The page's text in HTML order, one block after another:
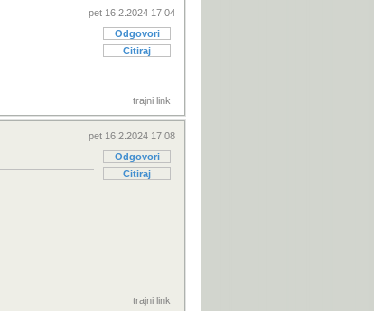
pet 16.2.2024 17:04
Odgovori
Citiraj
trajni link
pet 16.2.2024 17:08
Odgovori
Citiraj
trajni link